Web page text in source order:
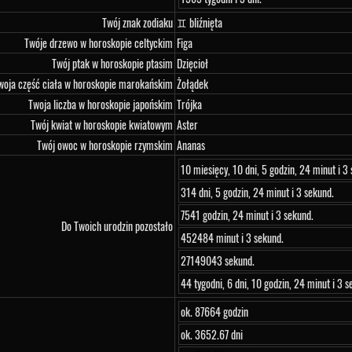
Twój znak zodiaku ♊ bliźnięta
Twóje drzewo w horoskopie celtyckim Figa
Twój ptak w horoskopie ptasim Dzięcioł
część ciała w horoskopie marokańskim Żołądek
Twoja liczba w horoskopie japońskim Trójka
Twój kwiat w horoskopie kwiatowym Aster
Twój owoc w horoskopie rzymskim Ananas
Do Twoich urodzin pozostało
10 miesięcy, 10 dni, 5 godzin, 24 minut i 3
314 dni, 5 godzin, 24 minut i 3 sekund.
7541 godzin, 24 minut i 3 sekund.
452484 minut i 3 sekund.
27149043 sekund.
44 tygodni, 6 dni, 10 godzin, 24 minut i 3
ok. 87664 godzin
ok. 3652.67 dni